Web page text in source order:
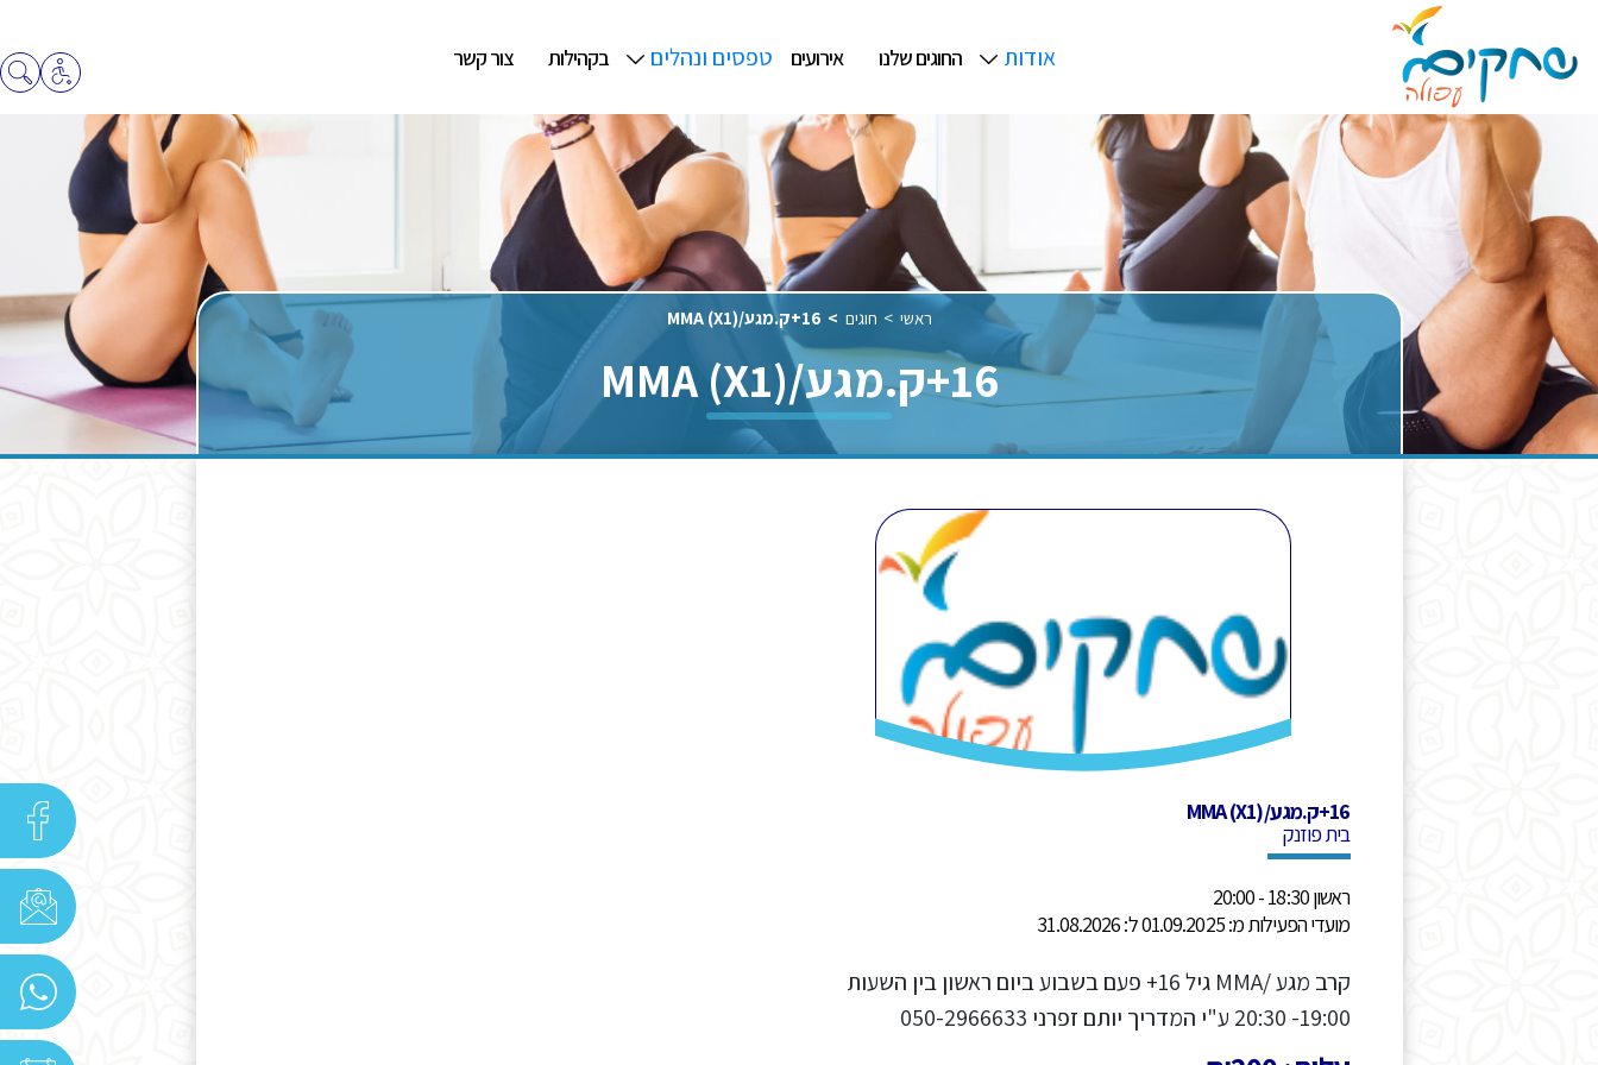
אודות החוגים שלנו אירועים טפסים ונהלים בקהילות צור קשר
ראשי חוגים 16+ק.מגע/MMA (X1)
16+ק.מגע/MMA (X1)
16+ק.מגע/MMA (X1)
בית פוזנק
ראשון 18:30 - 20:00
מועדי הפעילות מ: 01.09.2025 ל: 31.08.2026
קרב מגע /MMA גיל 16+ פעם בשבוע ביום ראשון בין השעות
19:00- 20:30 ע"י המדריך יותם זפרני 050-2966633